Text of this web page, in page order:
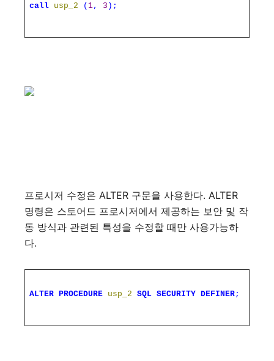
call usp_2 ( 1, 3 );
프로시저 수정은 ALTER 구문을 사용한다. ALTER
명령은 스토어드 프로시저에서 제공하는 보안 및 작
동 방식과 관련된 특성을 수정할 때만 사용가능하
다.
ALTER PROCEDURE usp_2 SQL SECURITY DEFINER;